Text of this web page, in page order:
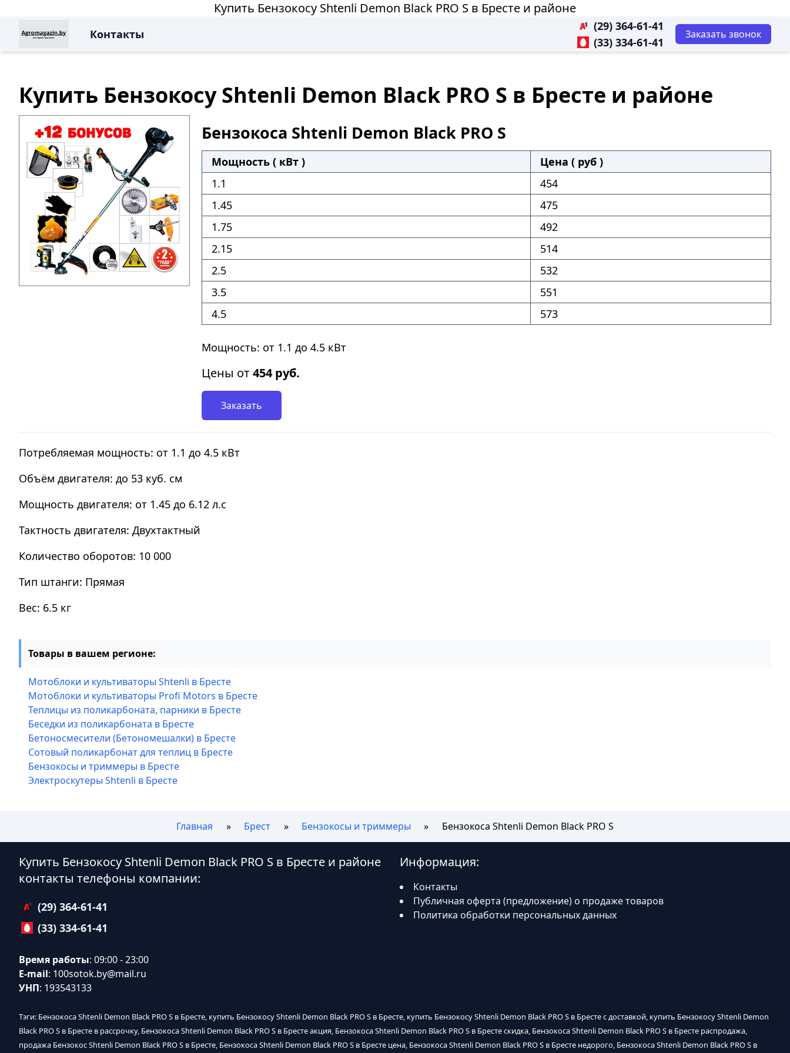
Купить Бензокосу Shtenli Demon Black PRO S в Бресте и районе
Контакты
(29) 364-61-41
(33) 334-61-41
Заказать звонок
Купить Бензокосу Shtenli Demon Black PRO S в Бресте и районе
Бензокоса Shtenli Demon Black PRO S
Мощность ( кВт )
Цена ( руб )
1.1
454
1.45
475
1.75
492
2.15
514
2.5
532
3.5
551
4.5
573
Мощность: от 1.1 до 4.5 кВт
Цены от454 руб.
Заказать
Потребляемая мощность: от 1.1 до 4.5 кВт
Объём двигателя: до 53 куб. см
Мощность двигателя: от 1.45 до 6.12 л.с
Тактность двигателя: Двухтактный
Количество оборотов: 10 000
Тип штанги: Прямая
Вес: 6.5 кг
Товары в вашем регионе:
Мотоблоки и культиваторы Shtenli в Бресте
Мотоблоки и культиваторы Profi Motors в Бресте
Теплицы из поликарбоната, парники в Бресте
Беседки из поликарбоната в Бресте
Бетоносмесители (Бетономешалки) в Бресте
Сотовый поликарбонат для теплиц в Бресте
Бензокосы и триммеры в Бресте
Электроскутеры Shtenli в Бресте
Главная Брест Бензокосы и триммеры Бензокоса Shtenli Demon Black PRO S
Купить Бензокосу Shtenli Demon Black PRO S в Бресте и районе
контакты телефоны компании:
(29) 364-61-41
(33) 334-61-41
Время работы: 09:00 - 23:00
E-mail: 100sotok.by@mail.ru
УНП: 193543133
Информация:
Контакты
Публичная оферта (предложение) о продаже товаров
Политика обработки персональных данных
Тэги: Бензокоса Shtenli Demon Black PRO S в Бресте, купить Бензокосу Shtenli Demon Black PRO S в Бресте, купить Бензокосу Shtenli Demon Black PRO S в Бресте с доставкой, купить Бензокосу Shtenli Demon
Black PRO S в Бресте в рассрочку, Бензокоса Shtenli Demon Black PRO S в Бресте акция, Бензокоса Shtenli Demon Black PRO S в Бресте скидка, Бензокоса Shtenli Demon Black PRO S в Бресте распродажа,
продажа Бензокос Shtenli Demon Black PRO S в Бресте, Бензокоса Shtenli Demon Black PRO S в Бресте цена, Бензокоса Shtenli Demon Black PRO S в Бресте недорого, Бензокоса Shtenli Demon Black PRO S в